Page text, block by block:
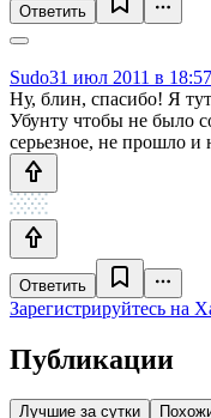
Ответить
Sudo31 июл 2011 в 18:57
Ну, блин, спасибо! Я
Убунту чтобы не было
серьезное, не прошло
Ответить
Зарегистрируйтесь на
Публикации
Лучшие за сутки